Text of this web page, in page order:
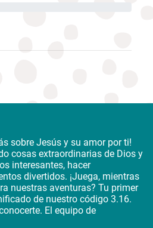
sobre Jesús y su amor por ti!
cosas extraordinarias de Dios y
interesantes, hacer
divertidos. ¡Juega, mientras
nuestras aventuras? Tu primer
de nuestro código 3.16.
El equipo de